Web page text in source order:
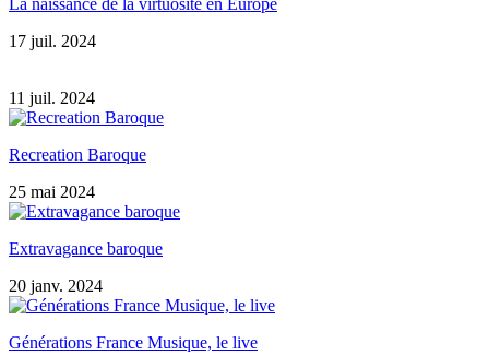
17 juil. 2024
11 juil. 2024
Recreation Baroque
25 mai 2024
Extravagance baroque
20 janv. 2024
Générations France Musique, le live